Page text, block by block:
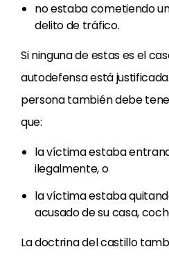
no estaba cometiendo
delito de tráfico.
Si ninguna de estas es el
autodefensa está
persona también debe
que:
la víctima estaba
ilegalmente, o
la víctima estaba
acusado de su casa,
La doctrina del castillo